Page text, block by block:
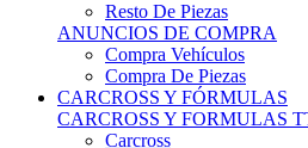
Compra Vehículos
Compra De Piezas
CARCROSS Y FÓRMULAS
CARCROSS Y FORMULAS TT
Carcross
Formulas Tt Autocross